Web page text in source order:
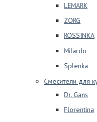
LEMARK
ZORG
ROSSINKA
Milardo
Splenka
Смесители для
Dr. Gans
Florentina